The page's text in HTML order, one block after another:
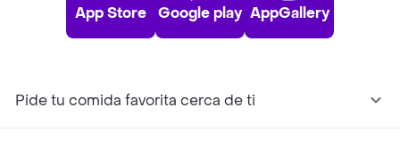
App Store Google play AppGallery
Pide tu comida favorita cerca de ti